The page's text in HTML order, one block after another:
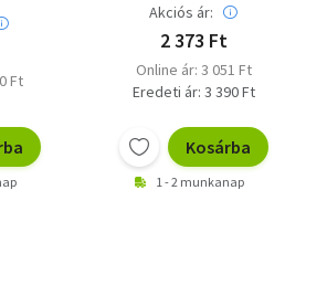
Ft
Akciós ár:
2 373 Ft
Online ár: 3 051 Ft
Eredeti ár: 3 390 Ft
Kosárba
1 - 2 munkanap